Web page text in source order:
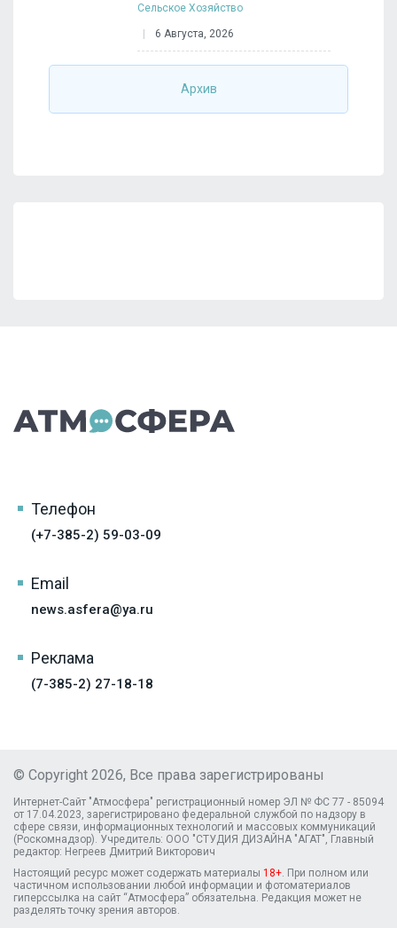
Сельское Хозяйство
6 Августа, 2026
Архив
Телефон
(+7-385-2) 59-03-09
Email
news.asfera@ya.ru
Реклама
(7-385-2) 27-18-18
© Copyright 2026, Все права зарегистрированы
Интернет-Сайт "Атмосфера" регистрационный номер ЭЛ № ФС 77 - 85094
от 17.04.2023, зарегистрировано федеральной службой по надзору в
сфере связи, информационных технологий и массовых коммуникаций
(Роскомнадзор). Учредитель: ООО "СТУДИЯ ДИЗАЙНА "АГАТ", Главный
редактор: Негреев Дмитрий Викторович
Настоящий ресурс может содержать материалы 18+ . При полном или
частичном использовании любой информации и фотоматериалов
гиперссылка на сайт “Атмосфера” обязательна. Редакция может не
разделять точку зрения авторов.